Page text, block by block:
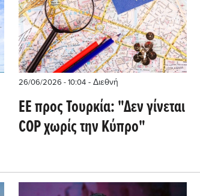
26/06/2026 - 10:04 - Διεθνή
ΕΕ προς Τουρκία: "Δεν γίνεται
COP χωρίς την Κύπρο"